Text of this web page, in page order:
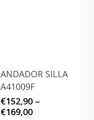
ANDADOR SILLA
A41009F
€152,90 –
€169,00